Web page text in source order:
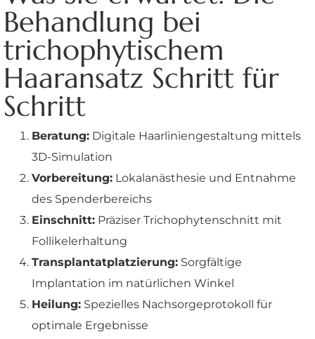
Behandlung bei
trichophytischem
Haaransatz Schritt für
Schritt
Beratung: Digitale Haarliniengestaltung mittels
3D-Simulation
Vorbereitung: Lokalanästhesie und Entnahme
des Spenderbereichs
Einschnitt: Präziser Trichophytenschnitt mit
Follikelerhaltung
Transplantatplatzierung: Sorgfältige
Implantation im natürlichen Winkel
Heilung: Spezielles Nachsorgeprotokoll für
optimale Ergebnisse